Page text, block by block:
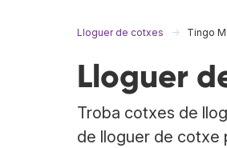
Lloguer de cotxes Tingo
Lloguer
Troba cotxes de
de lloguer de cotxe